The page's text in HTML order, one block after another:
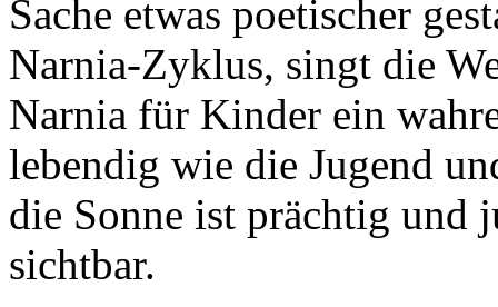
Sache etwas poetischer
Narnia-Zyklus, singt die
Narnia für Kinder ein
lebendig wie die Jugend
die Sonne ist prächtig und
sichtbar.